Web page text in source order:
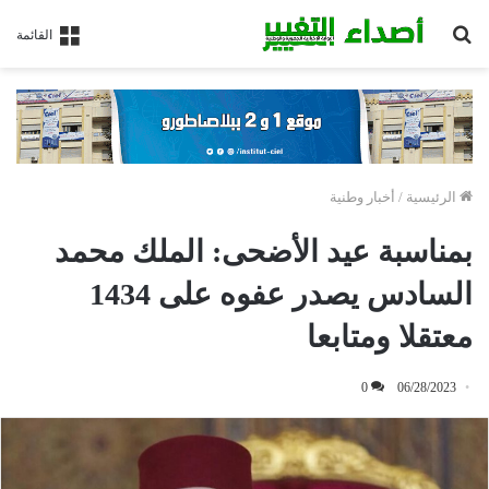
القائمة
الرئيسية / أخبار وطنية
بمناسبة عيد الأضحى: الملك محمد
السادس يصدر عفوه على 1434
معتقلا ومتابعا
06/28/2023
0